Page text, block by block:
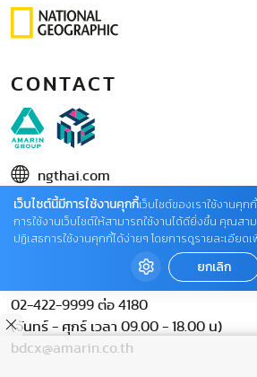
CONTACT
ngthai.com
บริษัท เอเอ็มอี อิมเมจิเนทีฟ จำกัด
ในเครือ บริษัท อมรินทร์ คอร์เปอเรชั่นส์ จำ
ติดต่อแจ้งปัญหาหรือร้องเรียน
02-422-9999 ต่อ 4180
(จันทร์ - ศุกร์ เวลา 09.00 - 18.00 น)
bdcx@amarin.co.th
เว็บไซต์นี้มีการใช้งานคุกกี้เว็บไซต์ของเราใช้งานคุ
การใช้งานเว็บไซต์ให้สามารถใช้งานได้ดียิ่งขึ้น คุณส
ปฏิเสธการใช้งานคุกกี้ได้ง่ายๆ โดยการดูรายละเอียด
ยกเลิก